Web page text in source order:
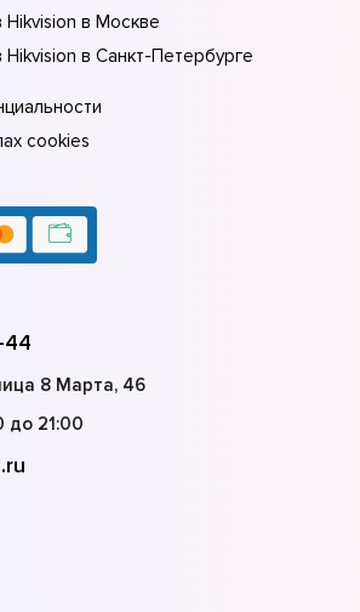
в Москве
в Санкт-Петербурге
cookies
44
8 Марта, 46
до 21:00